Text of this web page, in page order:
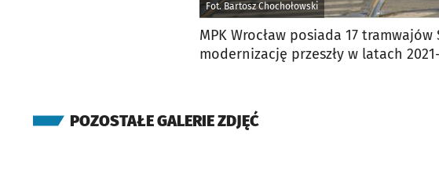
Fot. Bartosz Chochołowski
MPK Wrocław posiada 17
modernizację przeszły w latach
POZOSTAŁE GALERIE ZDJĘĆ